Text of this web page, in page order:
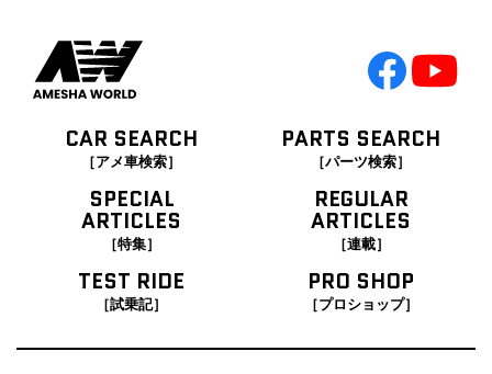
CAR SEARCH
［アメ車検索］
PARTS SEARCH
［パーツ検索］
SPECIAL
ARTICLES
［特集］
REGULAR
ARTICLES
［連載］
TEST RIDE
［試乗記］
PRO SHOP
［プロショップ］